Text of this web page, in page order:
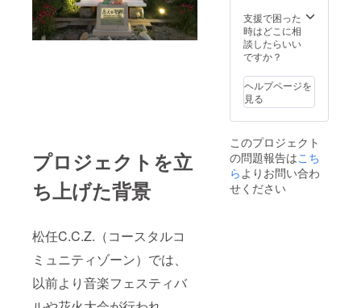
プロジェクトを立
ち上げた背景
松任C.C.Z.（コースタルコ
ミュニティゾーン）では、
以前より音楽フェスティバ
×2） 定
数
15 ※
雨天の
止とな
る場合
がござ
います
金は出
来ませ
んので
ご了承
下さ
ニュメ
ント除
幕式に
来賓と
列いた
だけま
す
※7/22（
日）10
時～15
時まで
海上遊
具で30
支援で困った
時はどこに相
談したらいい
ですか？
ヘルプページを
見る
このプロジェクト
の問題報告はこち
らよりお問い合わ
せください